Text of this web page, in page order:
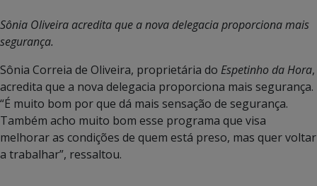
Sônia Oliveira acredita que a nova delegacia proporciona mais
segurança.
Sônia Correia de Oliveira, proprietária do Espetinho da Hora,
acredita que a nova delegacia proporciona mais segurança.
“É muito bom por que dá mais sensação de segurança.
Também acho muito bom esse programa que visa
melhorar as condições de quem está preso, mas quer voltar
a trabalhar”, ressaltou.